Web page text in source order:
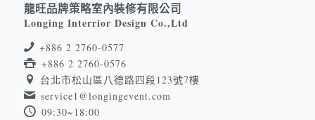
龍旺品牌策略室內裝修有限公司
Longing Interrior Design Co.,Ltd
+886 2 2760-0577
+886 2 2760-0576
台北市松山區八德路四段123號7樓
service1@longingevent.com
09:30~18:00